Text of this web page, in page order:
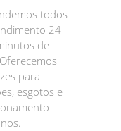
todos
24
de
para
esgotos e